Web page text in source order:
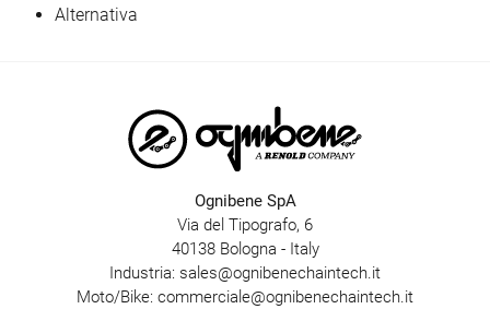
Alternativa
Ognibene SpA
Via del Tipografo, 6
40138 Bologna - Italy
Industria: sales@ognibenechaintech.it
Moto/Bike: commerciale@ognibenechaintech.it